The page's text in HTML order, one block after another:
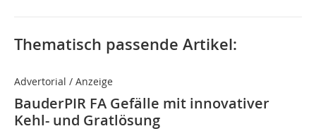
Thematisch passende Artikel:
Advertorial / Anzeige
BauderPIR FA Gefälle mit innovativer
Kehl- und Gratlösung